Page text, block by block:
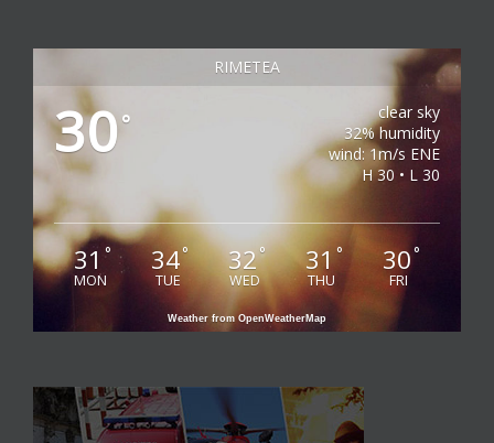
RIMETEA
30°
clear sky
32% humidity
wind: 1m/s ENE
H 30 • L 30
31 °
MON
34°
TUE
32°
WED
31°
THU
30°
FRI
Weather from OpenWeatherMap